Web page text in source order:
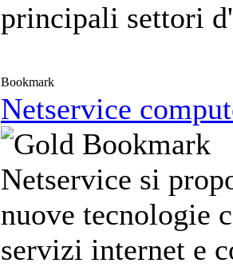
principali settori
Bookmark
Netservice
Netservice si
nuove tecnologie
servizi internet e